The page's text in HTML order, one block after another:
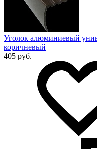
Уголок алюминиевый
коричневый
405 руб.